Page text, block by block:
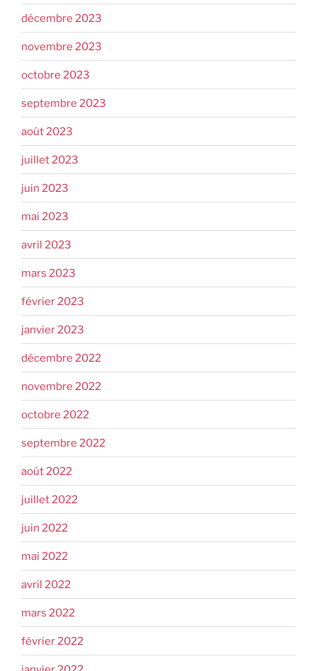
décembre 2023
novembre 2023
octobre 2023
septembre 2023
août 2023
juillet 2023
juin 2023
mai 2023
avril 2023
mars 2023
février 2023
janvier 2023
décembre 2022
novembre 2022
octobre 2022
septembre 2022
août 2022
juillet 2022
juin 2022
mai 2022
avril 2022
mars 2022
février 2022